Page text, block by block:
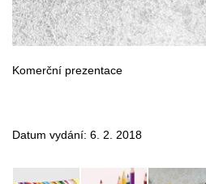
Komerční prezentace
Datum vydání: 6. 2. 2018